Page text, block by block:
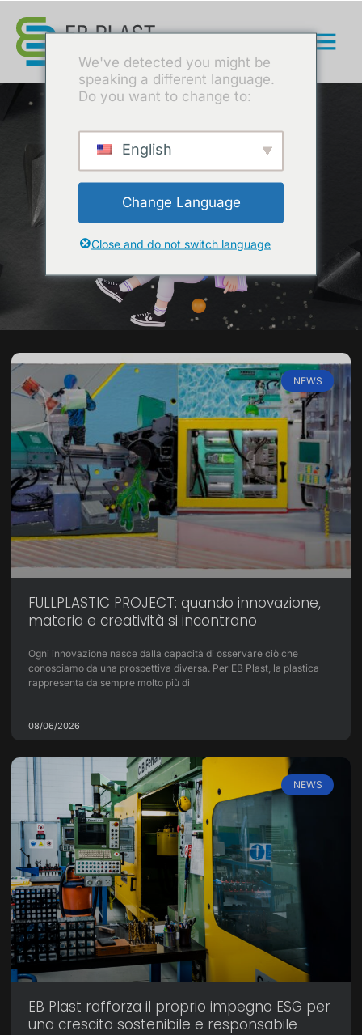
News & Article
Autore:
NEWS
FULLPLASTIC PROJECT: quando innovazione,
materia e creatività si incontrano
Ogni innovazione nasce dalla capacità di osservare ciò che
conosciamo da una prospettiva diversa. Per EB Plast, la plastica
rappresenta da sempre molto più di
08/06/2026
NEWS
EB Plast rafforza il proprio impegno ESG per
una crescita sostenibile e responsabile
We've detected you might be
speaking a different language.
Do you want to change to:
English
Change Language
Close and do not switch language